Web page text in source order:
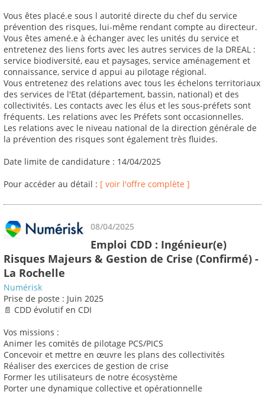
Vous êtes placé.e sous l autorité directe du chef du service
prévention des risques, lui-même rendant compte au directeur.
Vous êtes amené.e à échanger avec les unités du service et
entretenez des liens forts avec les autres services de la DREAL :
service biodiversité, eau et paysages, service aménagement et
connaissance, service d appui au pilotage régional.
Vous entretenez des relations avec tous les échelons territoriaux
des services de l'Etat (département, bassin, national) et des
collectivités. Les contacts avec les élus et les sous-préfets sont
fréquents. Les relations avec les Préfets sont occasionnelles.
Les relations avec le niveau national de la direction générale de
la prévention des risques sont également très fluides.
Date limite de candidature : 14/04/2025
Pour accéder au détail : [ voir l'offre complète ]
08/04/2025
Emploi CDD : Ingénieur(e)
Risques Majeurs & Gestion de Crise (Confirmé) -
La Rochelle
Numérisk
Prise de poste : Juin 2025
📄 CDD évolutif en CDI
Vos missions :
Animer les comités de pilotage PCS/PICS
Concevoir et mettre en œuvre les plans des collectivités
Réaliser des exercices de gestion de crise
Former les utilisateurs de notre écosystème
Porter une dynamique collective et opérationnelle